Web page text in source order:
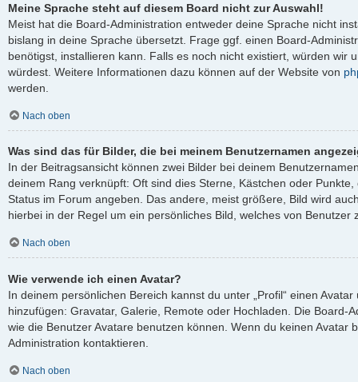
Meine Sprache steht auf diesem Board nicht zur Auswahl!
Meist hat die Board-Administration entweder deine Sprache nicht
bislang in deine Sprache übersetzt. Frage ggf. einen Board-
benötigst, installieren kann. Falls es noch nicht existiert, würden wir
würdest. Weitere Informationen dazu können auf der Website von
werden.
Nach oben
Was sind das für Bilder, die bei meinem Benutzernamen
In der Beitragsansicht können zwei Bilder bei deinem
deinem Rang verknüpft: Oft sind dies Sterne, Kästchen oder
Status im Forum angeben. Das andere, meist größere, Bild wird
hierbei in der Regel um ein persönliches Bild, welches von Benutzer
Nach oben
Wie verwende ich einen Avatar?
In deinem persönlichen Bereich kannst du unter „Profil“ einen
hinzufügen: Gravatar, Galerie, Remote oder Hochladen. Die Board-
wie die Benutzer Avatare benutzen können. Wenn du keinen Avatar
Administration kontaktieren.
Nach oben